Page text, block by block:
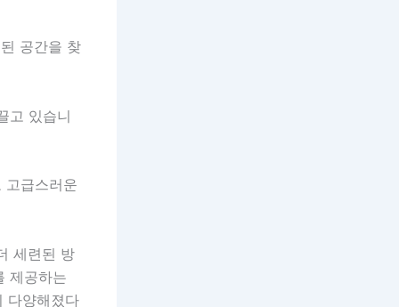
공간을 찾
고 있습니
고급스러운
세련된 방
제공하는
다양해졌다